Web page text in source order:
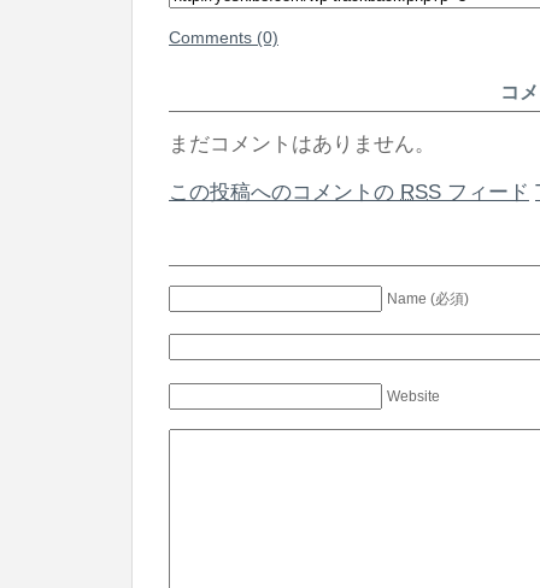
Comments (0)
コ
まだコメントはありません。
この投稿へのコメントの RSS フィード
Name (必須)
Website